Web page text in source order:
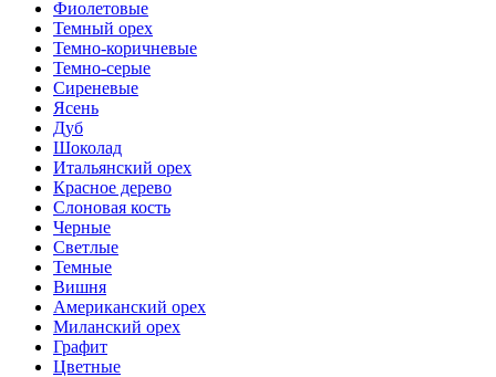
Фиолетовые
Темный орех
Темно-коричневые
Темно-серые
Сиреневые
Ясень
Дуб
Шоколад
Итальянский орех
Красное дерево
Слоновая кость
Черные
Светлые
Темные
Вишня
Американский орех
Миланский орех
Графит
Цветные